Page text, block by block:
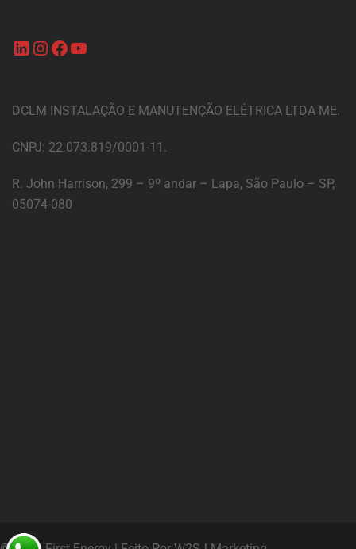
DCLM INSTALAÇÃO E MANUTENÇÃO ELÉTRICA LTDA ME.
CNPJ: 22.073.819/0001-11.
R. John Harrison, 299 – 9º andar – Lapa, São Paulo – SP,
05074-080